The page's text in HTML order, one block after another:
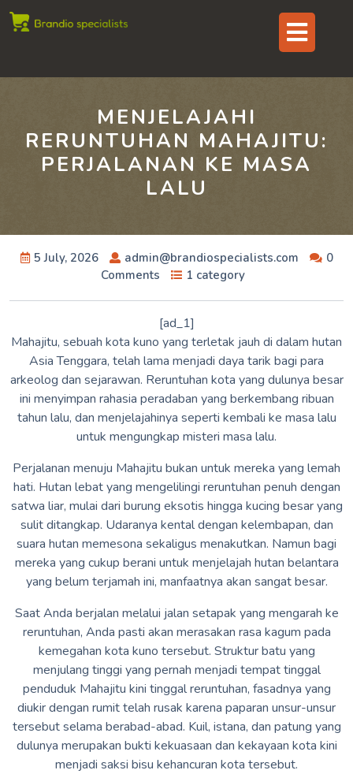
Skip
MENJELAJAHI
RERUNTUHAN MAHAJITU:
PERJALANAN KE MASA
LALU
5 July, 2026 admin@brandiospecialists.com
0
Comments
1 category
[ad_1]
Mahajitu, sebuah kota kuno yang terletak jauh di dalam hutan
Asia Tenggara, telah lama menjadi daya tarik bagi para
arkeolog dan sejarawan. Reruntuhan kota yang dulunya besar
ini menyimpan rahasia peradaban yang berkembang ribuan
tahun lalu, dan menjelajahinya seperti kembali ke masa lalu
untuk mengungkap misteri masa lalu.
Perjalanan menuju Mahajitu bukan untuk mereka yang lemah
hati. Hutan lebat yang mengelilingi reruntuhan penuh dengan
satwa liar, mulai dari burung eksotis hingga kucing besar yang
sulit ditangkap. Udaranya kental dengan kelembapan, dan
suara hutan memesona sekaligus menakutkan. Namun bagi
mereka yang cukup berani untuk menjelajah hutan belantara
yang belum terjamah ini, manfaatnya akan sangat besar.
Saat Anda berjalan melalui jalan setapak yang mengarah ke
reruntuhan, Anda pasti akan merasakan rasa kagum pada
kemegahan kota kuno tersebut. Struktur batu yang
menjulang tinggi yang pernah menjadi tempat tinggal
penduduk Mahajitu kini tinggal reruntuhan, fasadnya yang
diukir dengan rumit telah rusak karena paparan unsur-unsur
tersebut selama berabad-abad. Kuil, istana, dan patung yang
dulunya merupakan bukti kekuasaan dan kekayaan kota kini
menjadi saksi bisu kehancuran kota tersebut.